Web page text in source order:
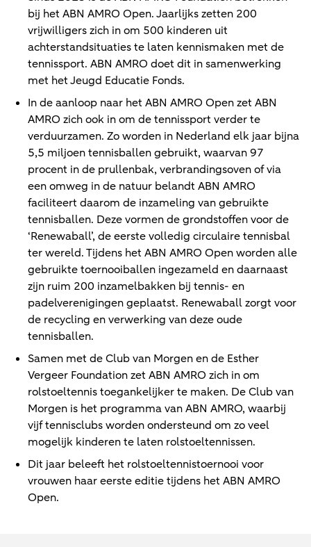
bij het ABN AMRO Open. Jaarlijks zetten 200
vrijwilligers zich in om 500 kinderen uit
achterstandsituaties te laten kennismaken met de
tennissport. ABN AMRO doet dit in samenwerking
met het Jeugd Educatie Fonds.
In de aanloop naar het ABN AMRO Open zet ABN
AMRO zich ook in om de tennissport verder te
verduurzamen. Zo worden in Nederland elk jaar bijna
5,5 miljoen tennisballen gebruikt, waarvan 97
procent in de prullenbak, verbrandingsoven of via
een omweg in de natuur belandt ABN AMRO
faciliteert daarom de inzameling van gebruikte
tennisballen. Deze vormen de grondstoffen voor de
‘Renewaball’, de eerste volledig circulaire tennisbal
ter wereld. Tijdens het ABN AMRO Open worden alle
gebruikte toernooiballen ingezameld en daarnaast
zijn ruim 200 inzamelbakken bij tennis- en
padelverenigingen geplaatst. Renewaball zorgt voor
de recycling en verwerking van deze oude
tennisballen.
Samen met de Club van Morgen en de Esther
Vergeer Foundation zet ABN AMRO zich in om
rolstoeltennis toegankelijker te maken. De Club van
Morgen is het programma van ABN AMRO, waarbij
vijf tennisclubs worden ondersteund om zo veel
mogelijk kinderen te laten rolstoeltennissen.
Dit jaar beleeft het rolstoeltennistoernooi voor
vrouwen haar eerste editie tijdens het ABN AMRO
Open.